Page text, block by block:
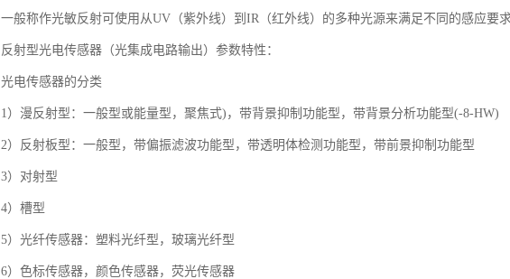
一般称作光敏反射可使用从UV（紫外线）到IR（红外线）的多种光源来满足不同的感应要
反射型光电传感器（光集成电路输出）参数特性：
光电传感器的分类
1）漫反射型：一般型或能量型，聚焦式)，带背景抑制功能型，带背景分析功能型(-8-HW)
2）反射板型：一般型，带偏振滤波功能型，带透明体检测功能型，带前景抑制功能型
3）对射型
4）槽型
5）光纤传感器：塑料光纤型，玻璃光纤型
6）色标传感器，颜色传感器，荧光传感器